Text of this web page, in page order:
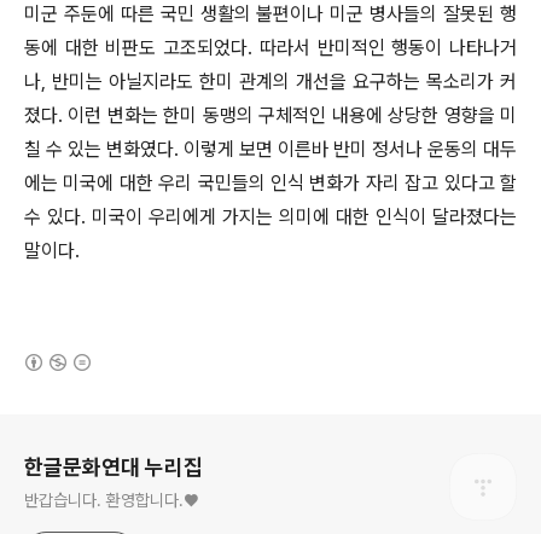
미군 주둔에 따른 국민 생활의 불편이나 미군 병사들의 잘못된 행
동에 대한 비판도 고조되었다. 따라서 반미적인 행동이 나타나거
나, 반미는 아닐지라도 한미 관계의 개선을 요구하는 목소리가 커
졌다. 이런 변화는 한미 동맹의 구체적인 내용에 상당한 영향을 미
칠 수 있는 변화였다. 이렇게 보면 이른바 반미 정서나 운동의 대두
에는 미국에 대한 우리 국민들의 인식 변화가 자리 잡고 있다고 할
수 있다. 미국이 우리에게 가지는 의미에 대한 인식이 달라졌다는
말이다.
한글문화연대 누리집
반갑습니다. 환영합니다.♥